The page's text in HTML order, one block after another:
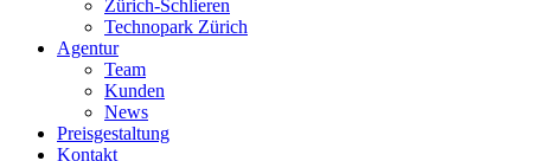
Zürich-Schlieren
Technopark Zürich
Agentur
Team
Kunden
News
Preisgestaltung
Kontakt